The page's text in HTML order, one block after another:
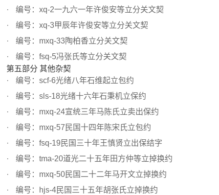
编号：xq-2一九六一年许俊安等立分关文契
编号：xq-3甲辰年许俊安等立分关文契
编号：mxq-33陶柏香立分关文契
编号：fsq-5冯张氏等立分关文契
第五部分 其他杂契
编号：scf-6光绪八年石维起立包约
编号：sls-18光绪十六年石秉机立保约
编号：mxq-24宣统三年马陈氏立卖出保约
编号：mxq-57民国十四年陈宋氏立包约
编号：fsq-19民国三十年王慎贤立出保结字
编号：tma-20道光二十五年田方仲等立掉换约
编号：mxq-50民国二十二年马开文立掉换约
编号：hjs-4民国三十五年胡张氏立掉换约